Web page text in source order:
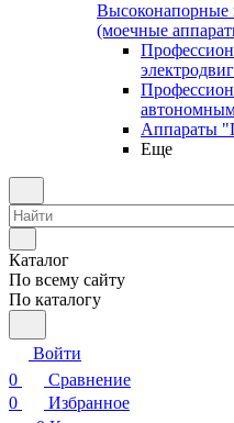
Высоконапорные
(моечные
Аппараты
Еще
Каталог
По всему сайту
По каталогу
Войти
0
Сравнение
0
Избранное